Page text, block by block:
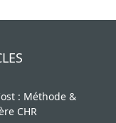
: Méthode &
CHR